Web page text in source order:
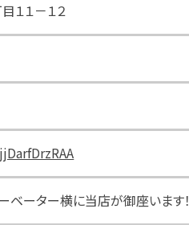
１１－１２
ベーター横に当店が御座います！